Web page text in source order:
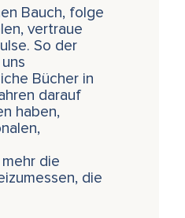
Bauch, folge
vertraue
So der
Bücher in
darauf
haben,
die
die